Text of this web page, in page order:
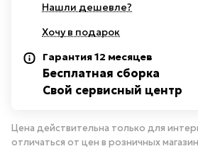
Нашли дешевле?
Хочу в подарок
Гарантия 12 месяцев
Бесплатная сборка
Свой сервисный центр
Цена действительна только для
отличаться от цен в розничных